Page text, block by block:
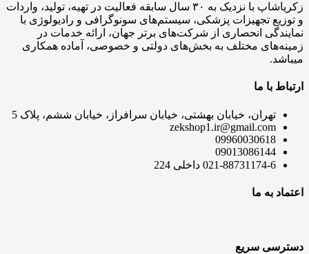
زکریاشاپ با نزدیک به ۳۰ سال سابقه فعالیت در تهیه، تولید، واردات
و توزیع تجهیزات پزشکی، سیستم‌های سونوگرافی و رادیولوژی با
نمایندگی انحصاری از شرکت‌های برتر جهان، ارائه خدمات در
زمینه‌های مختلف به بخش‌های دولتی و خصوصی، آماده همکاری
میباشد.
ارتباط با ما
تهران، خیابان بهشتی، خیابان سرافراز، خیابان ششم، پلاک 5
zekshop1.ir@gmail.com
09960030618
09013086144
021-88731174-6 داخلی 224
اعتماد به ما
دسترسی سریع